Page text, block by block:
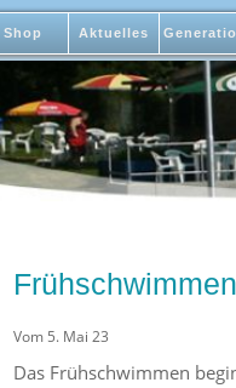
Shop Aktuelles
Frühschwimmen
Vom 5. Mai 23
Das Frühschwimmen